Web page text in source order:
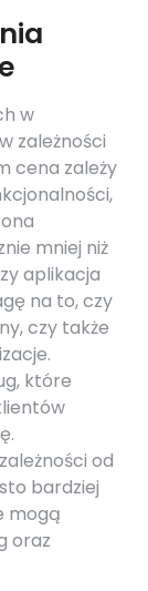
w
zależności
cena zależy
mniej niż
aplikacja
na to, czy
czy także
które
od
bardziej
mogą
oraz